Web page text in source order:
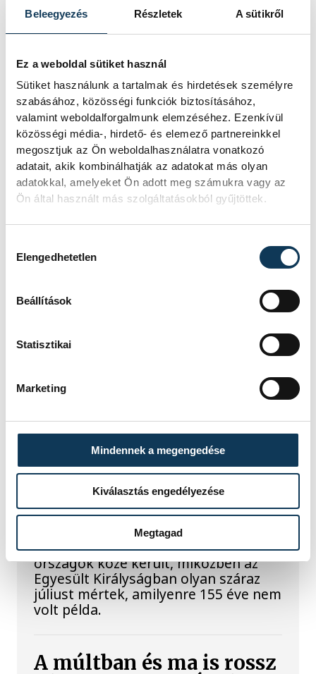
Beleegyezés Részletek A sütikről
Ez a weboldal sütiket használ
Sütiket használunk a tartalmak és hirdetések személyre
szabásához, közösségi funkciók biztosításához,
valamint weboldalforgalmunk elemzéséhez. Ezenkívül
közösségi média-, hirdető- és elemező partnereinkkel
megosztjuk az Ön weboldalhasználatra vonatkozó
adatait, akik kombinálhatják az adatokat más olyan
adatokkal, amelyeket Ön adott meg számukra vagy az
Ön által használt más szolgáltatásokból gyűjtöttek.
Elengedhetetlen
Beállítások
Statisztikai
Marketing
Mindennek a megengedése
Kiválasztás engedélyezése
Megtagad
A Tisza-frakció
kezdeményezte, hogy
jövő kedden legyen az
államfőválasztás
A Tisza-frakció kezdeményezte, hogy
a parlament jövő kedden válassza
meg az új köztársasági elnököt.
Valami óriási csapódott a
Holdba ma reggel
Rendhagyó esemény zajlott le kedden
reggel. Magyar idő szerint 8:35 körül
egyik Falcon–9 rakétájának felső
szabad szemmel nem lehetett látni, a
szakemberek azonban távcsövekkel
Rekordok Európában –
Magyarország a
legforróbb, Angliában
szárazság tombol
Rá sem ismerünk Európára,
kontinensszerte rekordokat dönt a
hőség. Magyarország a legforróbb
országok közé került, miközben az
Egyesült Királyságban olyan száraz
júliust mértek, amilyenre 155 éve nem
volt példa.
A múltban és ma is rossz